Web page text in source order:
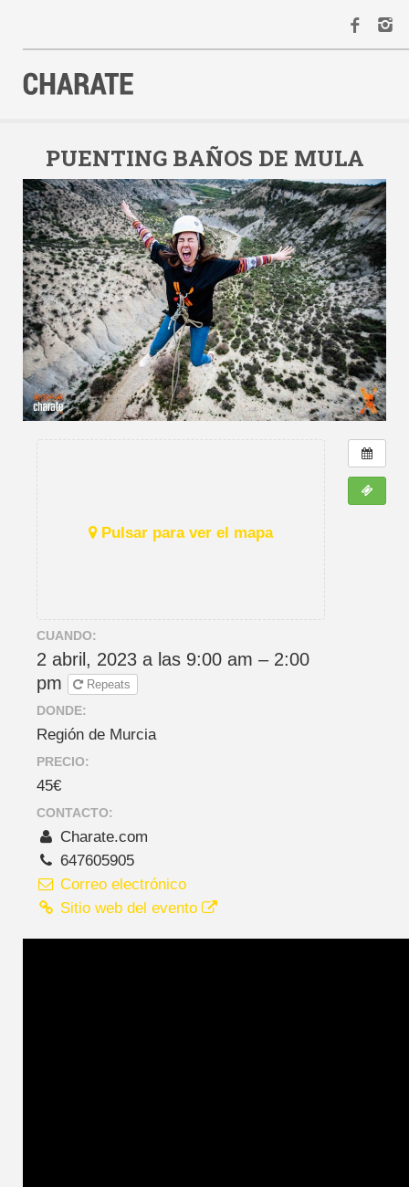
AGENDA
ACTIVIDADES
ALQUILER
EQUIPO
CONTACTO
PUENTING BAÑOS DE MULA
Pulsar para ver el mapa
CUANDO:
2 abril, 2023 a las 9:00 am – 2:00
pm
Repeats
DONDE:
Región de Murcia
PRECIO:
45€
CONTACTO:
Charate.com
647605905
Correo electrónico
Sitio web del evento